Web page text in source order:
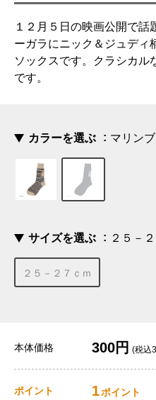
１２月５日の映画公開で
ーガラにニック＆ジュディ
ソックスです。クラシカル
です。
カラーを選ぶ マリン
サイズを選ぶ ２５－
２５－２７ｃｍ
本体価格 300円 (税込
ポイント 1ポイント